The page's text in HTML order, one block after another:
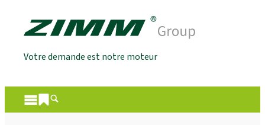
Votre demande est notre moteur